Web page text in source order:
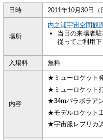
日時 2011年10月30日
場所
内之浦宇宙空間観
当日の来場者
従ってご利用下
入場料 無料
内容
★ミューロケット
★ミューロケット
★34mパラボラア
★モデルロケット
★宇宙服レプリカ